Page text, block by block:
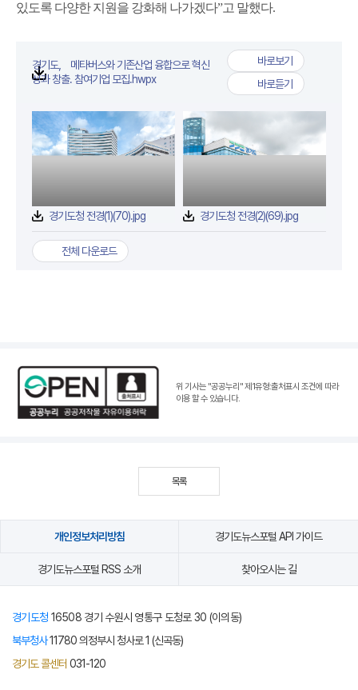
있도록 다양한 지원을 강화해 나가겠다”고 말했다.
첨부파일
경기도， 메타버스와 기존산업 융합으로 혁신
성과 창출. 참여기업 모집.hwpx
바로보기
경기도， 메타버스와
바로듣기
경기도， 메타버스와
경기도청 전경(1)(70).jpg 경기도청 전경(2)(69).jpg
전체 다운로드
위 기사는 "공공누리"제1유형:출처표시 조건에 따라
이용 할 수 있습니다.
목록
개인정보처리방침 경기도뉴스포털 API 가이드
경기도뉴스포털 RSS 소개 찾아오시는 길
경기도청 16508 경기 수원시 영통구 도청로 30 (이의동)
북부청사11780 의정부시 청사로 1 (신곡동)
경기도 콜센터 031-120